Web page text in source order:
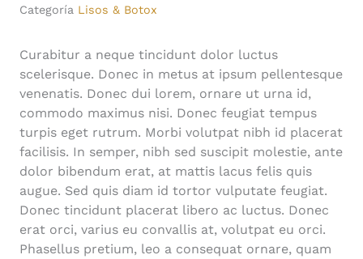
Categoría Lisos & Botox
Curabitur a neque tincidunt dolor luctus
scelerisque. Donec in metus at ipsum pellentesque
venenatis. Donec dui lorem, ornare ut urna id,
commodo maximus nisi. Donec feugiat tempus
turpis eget rutrum. Morbi volutpat nibh id placerat
facilisis. In semper, nibh sed suscipit molestie, ante
dolor bibendum erat, at mattis lacus felis quis
augue. Sed quis diam id tortor vulputate feugiat.
Donec tincidunt placerat libero ac luctus. Donec
erat orci, varius eu convallis at, volutpat eu orci.
Phasellus pretium, leo a consequat ornare, quam